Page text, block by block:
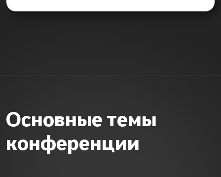
Основные темы
конференции